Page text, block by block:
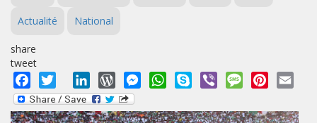
Actualité National
share
tweet
Facebook
Twitter LinkedInWordPressMessengerWhatsApp
Skype Viber MessagePinterest